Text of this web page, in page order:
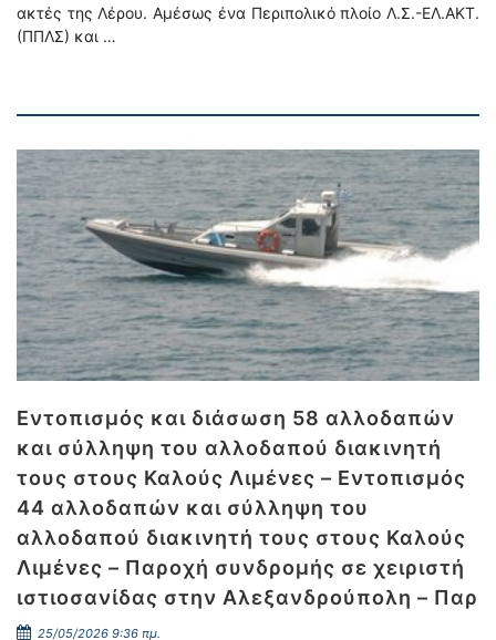
ακτές της Λέρου. Αμέσως ένα Περιπολικό πλοίο Λ.Σ.-ΕΛ.ΑΚΤ.
(ΠΠΛΣ) και …
Εντοπισμός και διάσωση 58 αλλοδαπών
και σύλληψη του αλλοδαπού διακινητή
τους στους Καλούς Λιμένες – Εντοπισμός
44 αλλοδαπών και σύλληψη του
αλλοδαπού διακινητή τους στους Καλούς
Λιμένες – Παροχή συνδρομής σε χειριστή
ιστιοσανίδας στην Αλεξανδρούπολη – Παρ
25/05/2026 9:36 πμ.